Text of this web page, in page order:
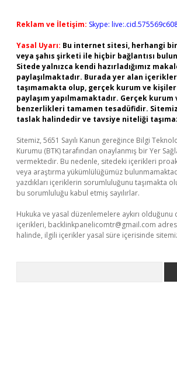
Reklam ve İletişim: Skype:
Yasal Uyarı: Bu internet sitesi, herhangi
veya şahıs şirketi ile hiçbir bağlantısı
Sitede yalnızca kendi hazırladığımız
paylaşılmaktadır. Burada yer alan
taşımamakta olup, gerçek kurum ve kişiler
paylaşım yapılmamaktadır. Gerçek
benzerlikleri tamamen tesadüfidir.
taslak halindedir ve tavsiye niteliği
Sitemiz, 5651 Sayılı Kanun gereğince Bilgi
Kurumu (BTK) tarafından onaylanmış bir Yer
vermektedir. Bu nedenle, sitedeki içerikleri
veya araştırma yükümlülüğümüz
yazdıkları içeriklerin sorumluluğunu taşımakta
bu sorumluluğu kabul etmiş sayılırlar.
Hukuka ve yasal düzenlemelere aykırı
içerikleri, backlinkpanelicomtr@gmail.com
halinde, ilgili içerikler yasal süre içerisinde